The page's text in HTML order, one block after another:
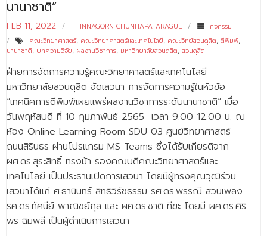
- ทุน/สมัครงาน/ศึกษาต่อ
- ฐานข้อมูลงานวิจัย
- การจัดการความรู้ (KM Scitech)
- โครงการบริหารจัดการพื้นที่ 10 ไร่ ด้านหลังโรงสีข้าว
สวนดุสิต จังหวัดปราจีนบุรี
- โครงการส่งเสริมการปลูกกล้วยเล็บมือนางฯ
- ผลงาน/รางวัล
- SDU Zero Waste
นานาชาติ”
FEB 11, 2022 THINNAGORN CHUNHAPATARAGUL
กิจกรรม
คณะวิทยาศาสตร์, คณะวิทยาศาสตร์และเทคโนโลยี, คณะวิทย์สวนดุสิต, ตีพิมพ์,
นานาชาติ, บทความวิจัย, ผลงานวิชาการ, มหาวิทยาลัยสวนดุสิต, สวนดุสิต
ฝ่ายการจัดการความรู้คณะวิทยาศาสตร์และเทคโนโลยี
มหาวิทยาลัยสวนดุสิต จัดเสวนา การจัดการความรู้ในหัวข้อ
“เทคนิคการตีพิมพ์เผยแพร่ผลงานวิชาการระดับนานาชาติ” เมื่อ
วันพฤหัสบดี ที่ 10 กุมภาพันธ์ 2565 เวลา 9.00-12.00 น. ณ
ห้อง Online Learning Room SDU 03 ศูนย์วิทยาศาสตร์
ถนนสิรินธร ผ่านโปรแกรม MS Teams ซึ่งได้รับเกียรติจาก
ผศ.ดร.สุระสิทธิ์ ทรงม้า รองคณบดีคณะวิทยาศาสตร์และ
เทคโนโลยี เป็นประธานเปิดการเสวนา โดยมีผู้ทรงคุณวุฒิร่วม
เสวนาได้แก่ ศ.ธานินทร์ สิทธิวิรัชธรรม รศ.ดร.พรรณี สวนเพลง
รศ.ดร.ทัศนีย์ พาณิชย์กุล และ ผศ.ดร.ชาติ ทีฆะ โดยมี ผศ.ดร.ศิริ
พร ฉิมพลี เป็นผู้ดำเนินการเสวนา